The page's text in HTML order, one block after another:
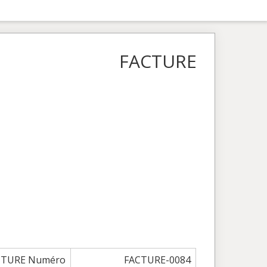
FACTURE
Numéro FACTURE-0084